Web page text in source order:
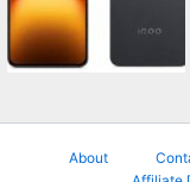
About